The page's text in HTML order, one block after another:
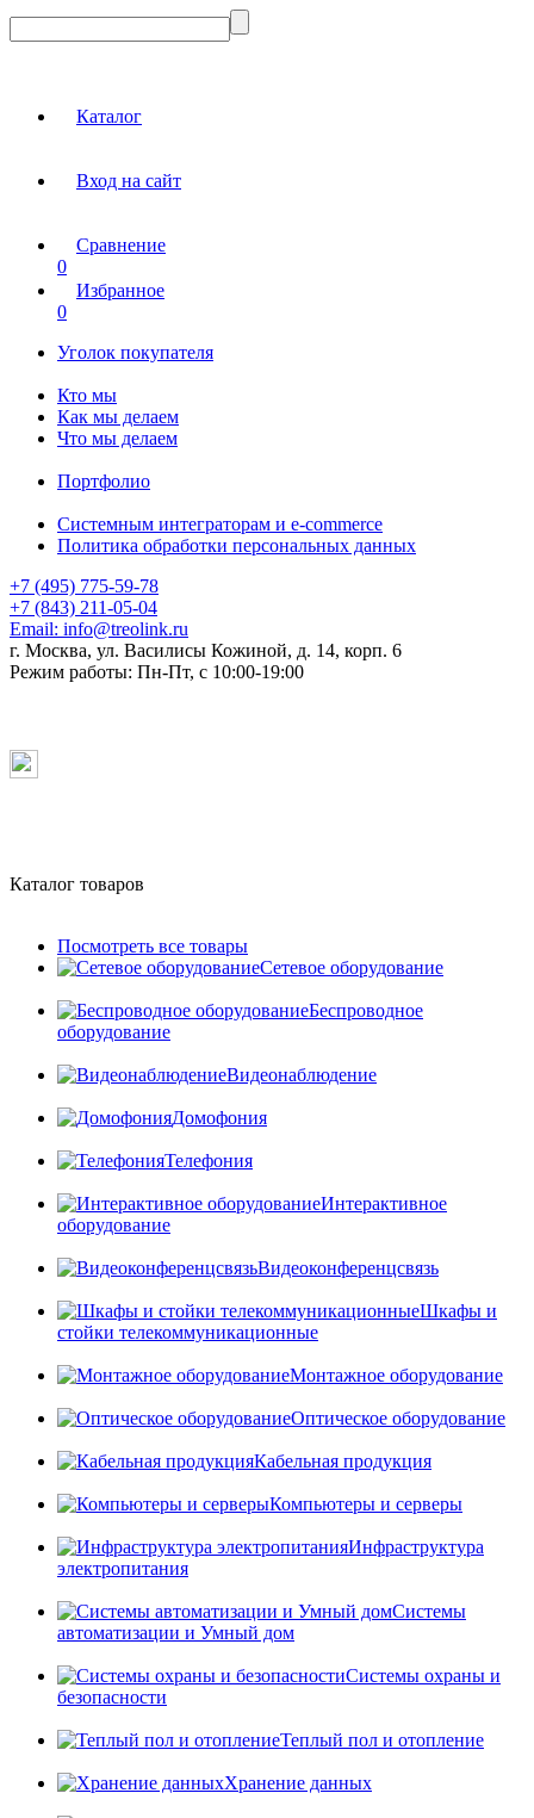
Каталог
Вход на сайт
Сравнение
0
Избранное
0
Уголок покупателя
Кто мы
Как мы делаем
Что мы делаем
Портфолио
Системным интеграторам и e-commerce
Политика обработки персональных данных
+7 (495) 775-59-78
+7 (843) 211-05-04
Email: info@treolink.ru
г. Москва, ул. Василисы Кожиной, д. 14, корп. 6
Режим работы: Пн-Пт, с 10:00-19:00
Каталог товаров
Посмотреть все товары
Сетевое оборудование
Беспроводное
оборудование
Видеонаблюдение
Домофония
Телефония
Интерактивное
оборудование
Видеоконференцсвязь
Шкафы и
стойки телекоммуникационные
Монтажное оборудование
Оптическое оборудование
Кабельная продукция
Компьютеры и серверы
Инфраструктура
электропитания
Системы
автоматизации и Умный дом
Системы охраны и
безопасности
Теплый пол и отопление
Хранение данных